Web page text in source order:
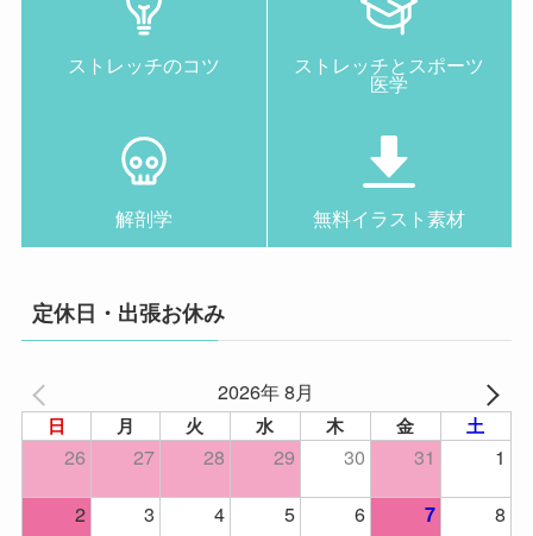
ストレッチのコツ
ストレッチとスポーツ
医学
解剖学 無料イラスト素材
定休日・出張お休み
2026年 8月
日 月 火 水 木 金 土
26 27 28 29 30 31
1
2
3 4 5 6 7 8